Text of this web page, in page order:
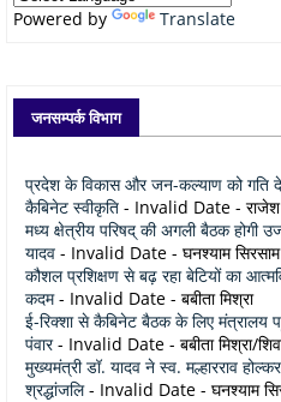
Powered by Translate
जनसम्पर्क विभाग
प्रदेश के विकास और जन-कल्याण को गति
कैबिनेट स्वीकृति - Invalid Date -
मध्य क्षेत्रीय परिषद् की अगली बैठक होगी
यादव - Invalid Date - घनश्याम सिरसाम
कौशल प्रशिक्षण से बढ़ रहा बेटियों का
कदम- Invalid Date - बबीता मिश्रा
ई-रिक्शा से कैबिनेट बैठक के लिए मंत्रालय
पंवार- Invalid Date - बबीता मिश्रा/
मुख्यमंत्री डॉ. यादव ने स्व. मल्हारराव
श्रद्धांजलि- Invalid Date - घनश्याम